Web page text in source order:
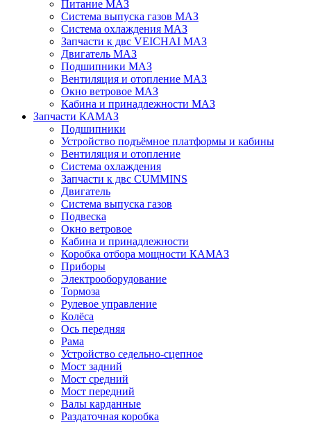
Питание МАЗ
Система выпуска газов МАЗ
Система охлаждения МАЗ
Запчасти к двс VEICHAI МАЗ
Двигатель МАЗ
Подшипники МАЗ
Вентиляция и отопление МАЗ
Окно ветровое МАЗ
Кабина и принадлежности МАЗ
Запчасти КАМАЗ
Подшипники
Устройство подъёмное платформы и кабины
Вентиляция и отопление
Система охлаждения
Запчасти к двс CUMMINS
Двигатель
Система выпуска газов
Подвеска
Окно ветровое
Кабина и принадлежности
Коробка отбора мощности КАМАЗ
Приборы
Электрооборудование
Тормоза
Рулевое управление
Колёса
Ось передняя
Рама
Устройство седельно-сцепное
Мост задний
Мост средний
Мост передний
Валы карданные
Раздаточная коробка